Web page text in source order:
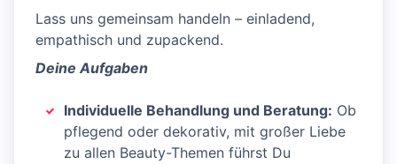
Lass uns gemeinsam handeln – einladend,
empathisch und zupackend.
Deine Aufgaben
Individuelle Behandlung und Beratung: Ob
pflegend oder dekorativ, mit großer Liebe
zu allen Beauty-Themen führst Du